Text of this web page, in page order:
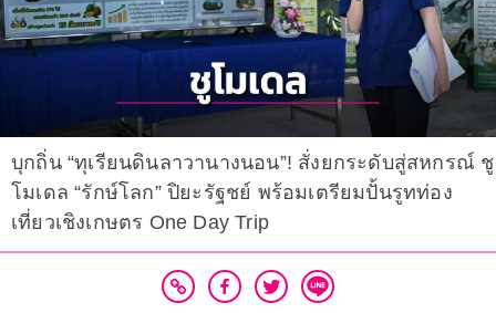
บุกถิ่น “ทุเรียนดินลาวานางนอน”! สั่งยกระดับสู่สหกรณ์ ชู
โมเดล “รักษ์โลก” ปิยะรัฐชย์ พร้อมเตรียมปั้นรูทท่อง
เที่ยวเชิงเกษตร One Day Trip